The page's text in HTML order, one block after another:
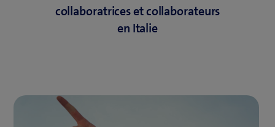
collaboratrices et collaborateurs
en Italie